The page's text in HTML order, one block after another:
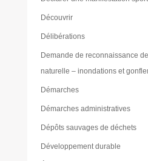
Découvrir
Délibérations
Demande de reconnaissance
naturelle – inondations et
Démarches
Démarches administratives
Dépôts sauvages de déchets
Développement durable